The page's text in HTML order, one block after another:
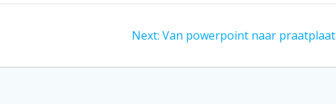
Next: Next
Van powerpoint naar praatplaat